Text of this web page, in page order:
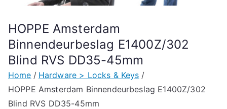
HOPPE Amsterdam
Binnendeurbeslag E1400Z/302
Blind RVS DD35-45mm
Home
Hardware > Locks & Keys
HOPPE Amsterdam Binnendeurbeslag E1400Z/302
Blind RVS DD35-45mm